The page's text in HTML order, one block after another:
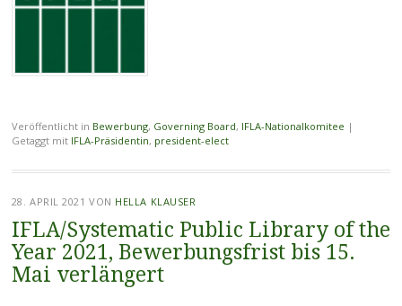
Veröffentlicht in Bewerbung, Governing Board, IFLA-Nationalkomitee |
Getaggt mit IFLA-Präsidentin, president-elect
28. APRIL 2021 VON HELLA KLAUSER
IFLA/Systematic Public Library of the
Year 2021, Bewerbungsfrist bis 15.
Mai verlängert